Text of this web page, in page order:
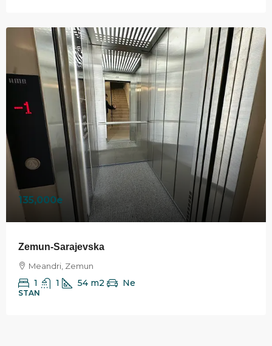
135,000e
Zemun-Sarajevska
Meandri, Zemun
1 1 54 m2 Ne
STAN